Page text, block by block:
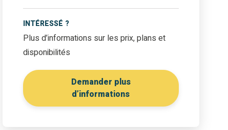
INTÉRESSÉ ?
Plus d’informations sur les prix, plans et
disponibilités
Demander plus
d’informations